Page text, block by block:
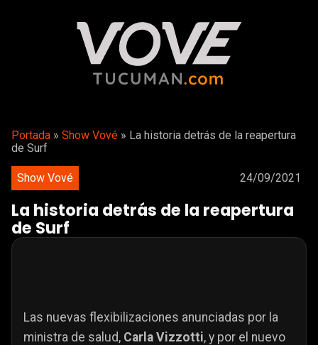
Portada » Show Vové » La historia detrás de la reapertura
de Surf
Show Vové 24/09/2021
La historia detrás de la reapertura
de Surf
Las nuevas flexibilizaciones anunciadas por la
ministra de salud, Carla Vizzotti, y por el nuevo